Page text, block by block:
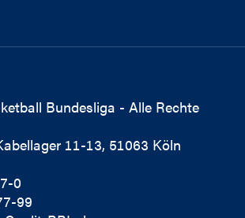
Bundesliga - Alle Rechte
11-13, 51063 Köln
0
99